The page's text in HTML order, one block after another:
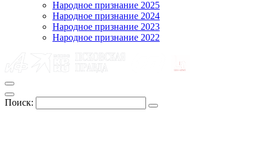
Народное признание 2025
Народное признание 2024
Народное признание 2023
Народное признание 2022
Поиск: